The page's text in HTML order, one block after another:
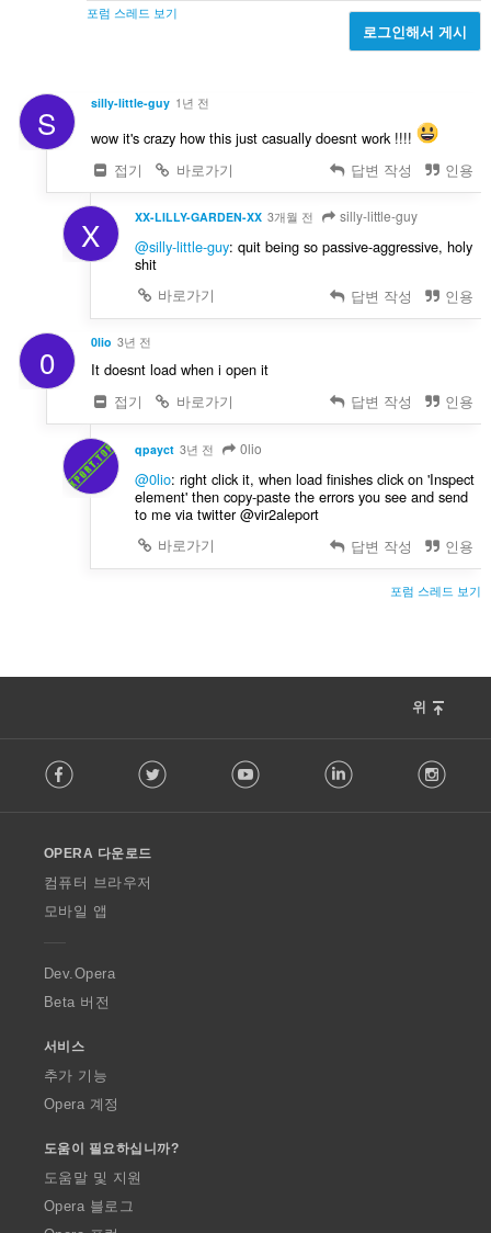
포럼 스레드 보기
로그인해서 게시
S silly-little-guy 1년 전
wow it's crazy how this just casually doesnt work !!!!
접기
바로가기 답변 작성 인용
X XX-LILLY-GARDEN-XX 3개월 전 silly-little-guy
@silly-little-guy: quit being so passive-aggressive, holy
shit
바로가기
답변 작성 인용
0 0lio 3년 전
It doesnt load when i open it
접기
바로가기 답변 작성 인용
qpayct 3년 전 0lio
@0lio: right click it, when load finishes click on 'Inspect
element' then copy-paste the errors you see and send
to me via twitter @vir2aleport
바로가기
답변 작성 인용
포럼 스레드 보기
위
o
w
O
p
a
Facebook Twitter Youtube LinkedIn
OPERA 다운로드
컴퓨터 브라우저
모바일 앱
Dev.Opera
Beta 버전
서비스
추가 기능
Opera 계정
도움이 필요하십니까?
도움말 및 지원
Opera 블로그